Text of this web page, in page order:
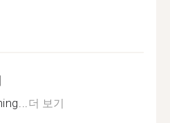
더 보기